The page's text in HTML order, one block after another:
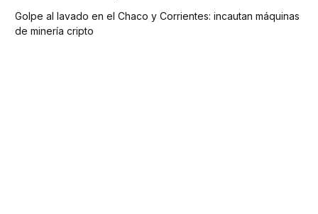
Golpe al lavado en el Chaco y Corrientes: incautan máquinas
de minería cripto